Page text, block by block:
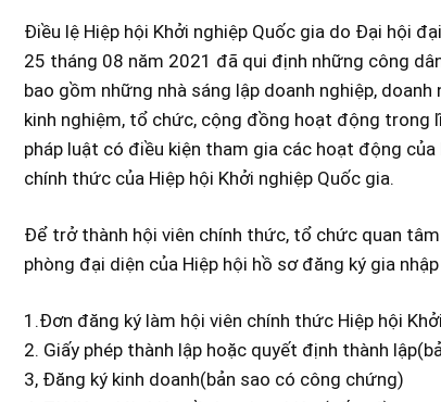
Điều lệ Hiệp hội Khởi nghiệp Quốc gia do Đại hội
25 tháng 08 năm 2021 đã qui định những công
bao gồm những nhà sáng lập doanh nghiệp,
kinh nghiệm, tổ chức, cộng đồng hoạt động trong
pháp luật có điều kiện tham gia các hoạt động
chính thức của Hiệp hội Khởi nghiệp Quốc gia.
Để trở thành hội viên chính thức, tổ chức quan tâm
phòng đại diện của Hiệp hội hồ sơ đăng ký gia
1.Đơn đăng ký làm hội viên chính thức Hiệp hội
2. Giấy phép thành lập hoặc quyết định thành
3, Đăng ký kinh doanh(bản sao có công chứng)